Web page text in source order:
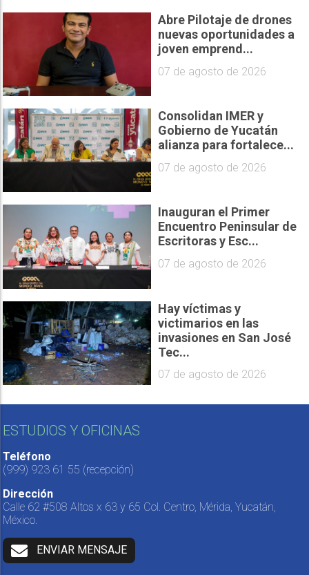
Abre Pilotaje de drones
nuevas oportunidades a
joven emprend...
07 de agosto de 2026
Consolidan IMER y
Gobierno de Yucatán
alianza para fortalece...
07 de agosto de 2026
Inauguran el Primer
Encuentro Peninsular de
Escritoras y Esc...
07 de agosto de 2026
Hay víctimas y
victimarios en las
invasiones en San José
Tec...
07 de agosto de 2026
ESTUDIOS Y OFICINAS
Teléfono
(999) 923 61 55 (recepción)
Dirección
Calle 62 #508 Altos x 63 y 65 Col. Centro, Mérida, Yucatán,
México.
ENVIAR MENSAJE